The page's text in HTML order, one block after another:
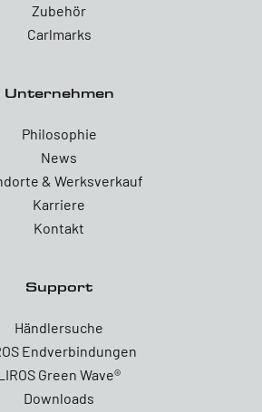
Zubehör
Carlmarks
Unternehmen
Philosophie
News
& Werksverkauf
Karriere
Kontakt
Support
Händlersuche
Endverbindungen
Green Wave®
Downloads